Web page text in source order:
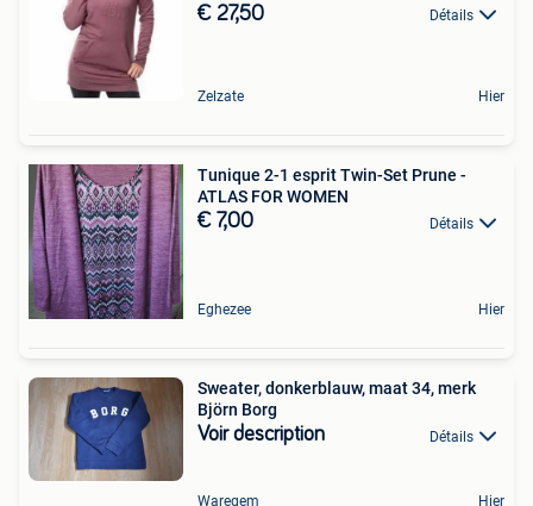
€ 27,50 Détails
Zelzate Hier
Tunique 2-1 esprit Twin-Set Prune -
ATLAS FOR WOMEN
€ 7,00 Détails
Eghezee Hier
Sweater, donkerblauw, maat 34, merk
Björn Borg
Voir description Détails
Waregem Hier